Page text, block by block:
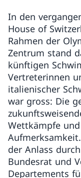
In den
House of
Rahmen der
Zentrum stand
künftigen
Vertreterinnen
italienischer
war gross: Die
Wettkämpfe
der Anlass
Bundesrat und
Departements